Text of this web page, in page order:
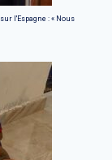
l'Espagne : « Nous